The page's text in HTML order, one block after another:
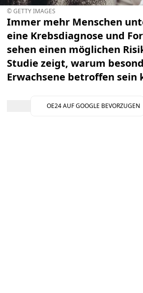
© GETTY IMAGES
Immer mehr Menschen
eine Krebsdiagnose und
sehen einen möglichen
Studie zeigt, warum
Erwachsene betroffen sein
OE24 AUF GOOGLE BEVORZUGEN